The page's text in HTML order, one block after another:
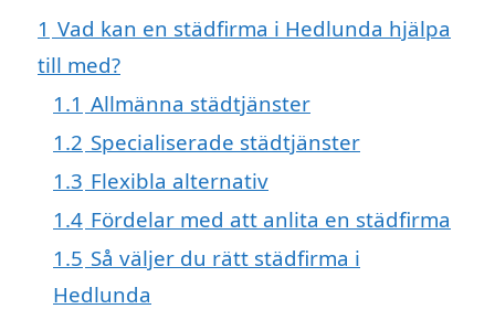
1 Vad kan en städfirma i Hedlunda hjälpa
till med?
1.1 Allmänna städtjänster
1.2 Specialiserade städtjänster
1.3 Flexibla alternativ
1.4 Fördelar med att anlita en städfirma
1.5 Så väljer du rätt städfirma i
Hedlunda